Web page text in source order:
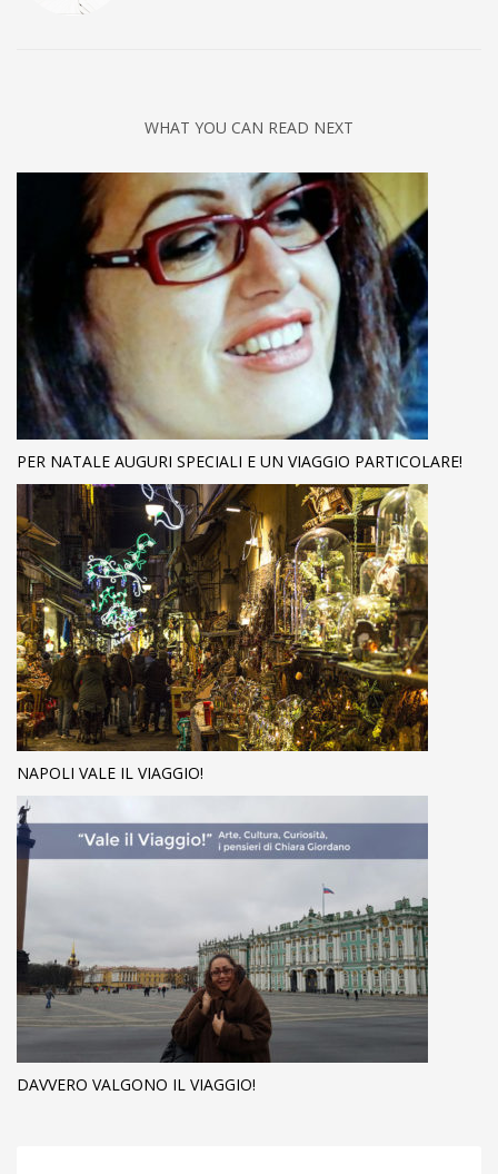
WHAT YOU CAN READ NEXT
PER NATALE AUGURI SPECIALI E UN VIAGGIO PARTICOLARE!
NAPOLI VALE IL VIAGGIO!
DAVVERO VALGONO IL VIAGGIO!